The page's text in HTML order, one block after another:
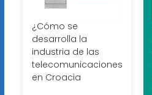
¿Cómo se
desarrolla la
industria de las
telecomunicaciones
en Croacia